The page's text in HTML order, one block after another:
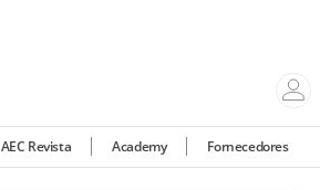
AEC Revista Academy Fornecedores